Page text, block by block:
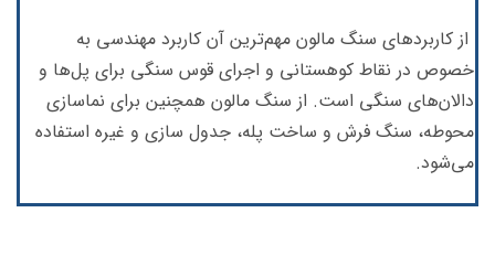
از کاربردهای سنگ مالون مهم‌ترین آن کاربرد مهندسی به
خصوص در نقاط کوهستانی و اجرای قوس سنگی برای پل‌ها و
دالان‌های سنگی است. از سنگ مالون همچنین برای نماسازی
محوطه، سنگ فرش و ساخت پله، جدول سازی و غیره استفاده
می‌شود.